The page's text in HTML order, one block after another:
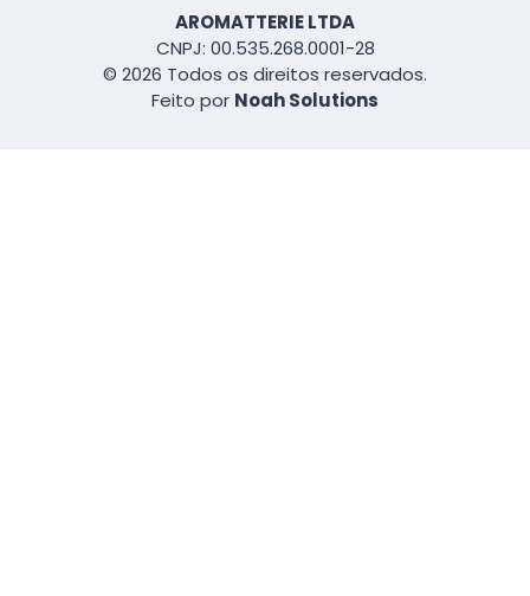
AROMATTERIE LTDA
CNPJ: 00.535.268.0001-28
© 2026 Todos os direitos reservados.
Feito por Noah Solutions